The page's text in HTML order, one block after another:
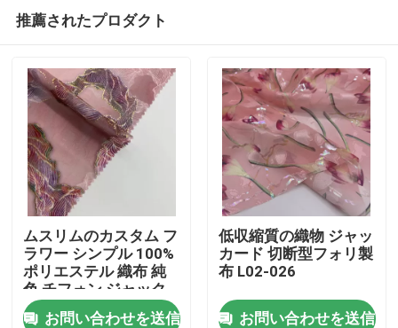
推薦されたプロダクト
ムスリムのカスタム フ
ラワー シンプル 100%
ポリエステル 織布 純
色 チフォン ジャック
ワード 織布
お問い合わせを送信
低収縮質の織物 ジャッ
カード 切断型フォリ製
布 L02-026
お問い合わせを送信